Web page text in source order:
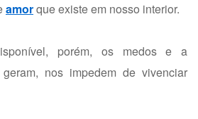
amorque existe em nosso interior.
porém, os medos e a
nos impedem de vivenciar